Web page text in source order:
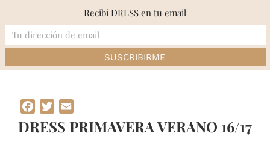
content
DRESS PRIMAVERA VERANO 16/17
Facebook
Twitter
DRESS PRIMAVERA VERANO 16/17
Recibí DRESS en tu email